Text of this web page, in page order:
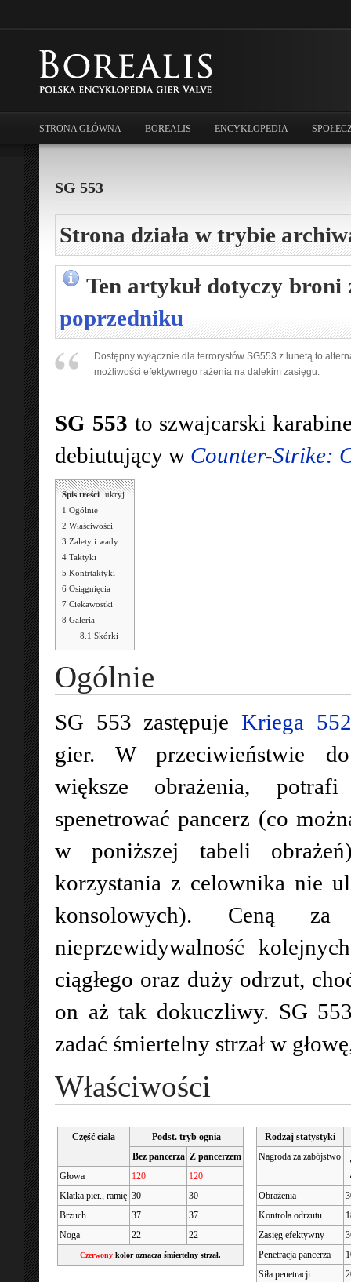
STRONA GŁÓWNA BOREALIS ENCYKLOPEDIA
SG 553
Strona działa w trybie
Ten artykuł dotyczy
poprzedniku
Dostępny wyłącznie dla terrorystów SG553 z lunetą to
możliwości efektywnego rażenia na dalekim zasięgu.
SG 553 to szwajcarski
debiutujący w Counter-Strike:
Spis treści [ukryj]
1 Ogólnie
2 Właściwości
3 Zalety i wady
4 Taktyki
5 Kontrtaktyki
6 Osiągnięcia
7 Ciekawostki
8 Galeria
8.1 Skórki
Ogólnie
SG 553 zastępuje Kriega 552
gier. W przeciwieństwie
większe obrażenia, potrafi
spenetrować pancerz (co
w poniższej tabeli
korzystania z celownika nie
konsolowych). Ceną za
nieprzewidywalność
ciągłego oraz duży odrzut,
on aż tak dokuczliwy. SG
zadać śmiertelny strzał w
Właściwości
Część ciała
Podst. tryb ognia
Bez pancerza Z pancerzem
Głowa
120
120
Klatka pier., ramię 30
30
Brzuch
37
37
Noga
22 22
Czerwony kolor oznacza śmiertelny strzał.
Rodzaj statystyki
Nagroda za zabójstwo
Obrażenia
Kontrola odrzutu
Zasięg efektywny
Penetracja pancerza
Siła penetracji